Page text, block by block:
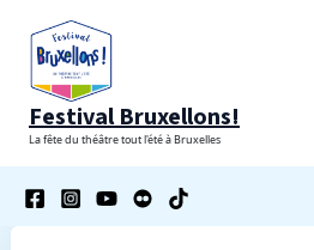
contenu
Festival Bruxellons!
La fête du théâtre tout l'été à Bruxelles